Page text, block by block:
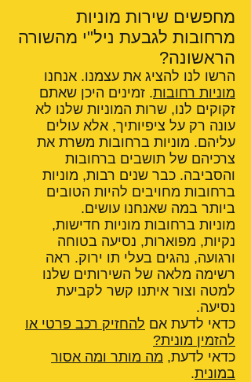
מחפשים שירות מוניות
מרחובות לגבעת ניל"י מהשורה
הראשונה?
הרשו לנו להציג את עצמנו. אנחנו
מוניות רחובות. זמינים היכן שאתם
זקוקים לנו, שרות המוניות שלנו לא
עונה רק על ציפיותיך, אלא עולים
עליהם. מוניות ברחובות משרת את
צרכיהם של תושבים ברחובות
והסביבה. כבר שנים רבות, מוניות
ברחובות מחויבים להיות הטובים
ביותר במה שאנחנו עושים.
מוניות ברחובות מוניות חדישות,
נקיות, מפוארות, נסיעה בטוחה
ורגועה, נהגים בעלי תו ירוק. ראה
רשימה מלאה של השירותים שלנו
למטה וצור איתנו קשר לקביעת
נסיעה.
כדאי לדעת אם להחזיק רכב פרטי או
להזמין מונית?
כדאי לדעת, מה מותר ומה אסור
במונית.